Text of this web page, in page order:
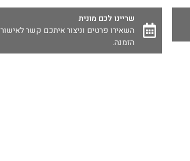
שריינו לכם מונית
השאירו פרטים וניצור איתכם קשר לאישור
הזמנה.